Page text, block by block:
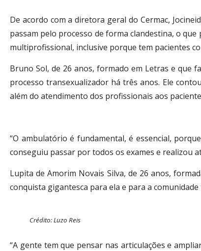
De acordo com a diretora geral do Cermac,
passam pelo processo de forma clandestina, o
multiprofissional, inclusive porque tem pacientes
Bruno Sol, de 26 anos, formado em Letras e que
processo transexualizador há três anos. Ele
além do atendimento dos profissionais aos
“O ambulatório é fundamental, é essencial,
conseguiu passar por todos os exames e realizou
Lupita de Amorim Novais Silva, de 26 anos,
conquista gigantesca para ela e para a comunidade
Crédito: Luzo Reis
“A gente tem que pensar nas articulações e